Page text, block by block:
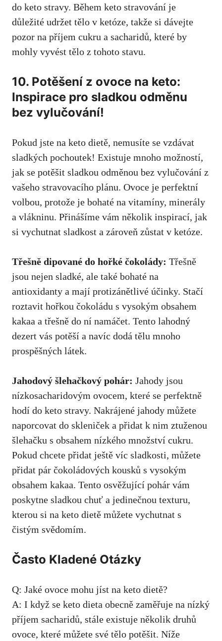
do keto stravy. Během keto ⁤stravování je
důležité udržet tělo v⁣ ketóze, takže si dávejte
pozor na příjem cukru‍ a ⁤sacharidů, které​ by
mohly vyvést tělo z tohoto stavu.
10. Potěšení z​ ovoce na keto:
Inspirace pro sladkou odměnu
bez vylučování!
Pokud⁣ jste⁢ na keto​ dietě, nemusíte se ⁢vzdávat⁢
sladkých pochoutek! Existuje mnoho možností,
jak se‌ potěšit sladkou odměnou bez ⁤vylučování z
vašeho stravovacího plánu. Ovoce je perfektní
⁤volbou, protože ‌je bohaté na vitamíny, minerály
a ‍vlákninu. Přinášíme vám několik inspirací, jak
si vychutnat sladkost ‌a zároveň zůstat ​v ketóze.
Třešně⁢ dipované do hořké ‍čokolády: Třešně
jsou ⁤nejen ⁤sladké, ale‍ také⁣ bohaté na⁤
antioxidanty a mají protizánětlivé účinky. Stačí⁢
roztavit⁤ hořkou čokoládu⁢ s vysokým obsahem
kakaa a ⁢třešně do ní namáčet. Tento ​lahodný‍
dezert vás potěší a navíc dodá tělu mnoho⁢
prospěšných látek.
Jahodový šlehačkový pohár: Jahody jsou
nízkosacharidovým ovocem, které se perfektně
hodí‌ do keto stravy. ⁢Nakrájené jahody můžete
naporcovat⁢ do skleniček a ⁢přidat k nim ‌ztuženou
šlehačku s obsahem ‍nízkého množství‌ cukru.
Pokud chcete ⁤přidat⁢ ještě ‍víc‍ sladkosti, ⁤můžete‍
přidat pár čokoládových ⁤kousků⁤ s vysokým
obsahem kakaa. Tento osvěžující pohár vám
poskytne sladkou chuť a ⁤jedinečnou texturu,
kterou⁢ si ⁣na keto dietě můžete ⁤vychutnat s
čistým ​svědomím.
Často Kladené Otázky
Q:⁣ Jaké ovoce mohu jíst na keto dietě?
A: I ⁢když ‌se keto dieta obecně zaměřuje na nízký⁣
příjem sacharidů, stále existuje několik druhů
ovoce, ‌které​ můžete své tělo potěšit. Níže